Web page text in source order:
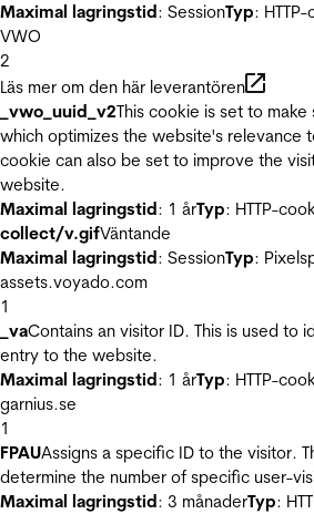
Maximal lagringstid: SessionTyp:
VWO
2
Läs mer om den här leverantören
_vwo_uuid_v2This cookie is set to
which optimizes the website's relevance
cookie can also be set to improve the
website.
Maximal lagringstid: 1 årTyp: HTTP-
collect/v.gifVäntande
Maximal lagringstid: SessionTyp:
assets.voyado.com
1
_vaContains an visitor ID. This is used to
entry to the website.
Maximal lagringstid: 1 årTyp: HTTP-
garnius.se
1
FPAUAssigns a specific ID to the visitor.
determine the number of specific user-
Maximal lagringstid: 3 månaderTyp: